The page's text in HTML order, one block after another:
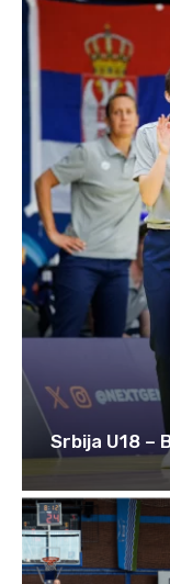
Srbija U18 –